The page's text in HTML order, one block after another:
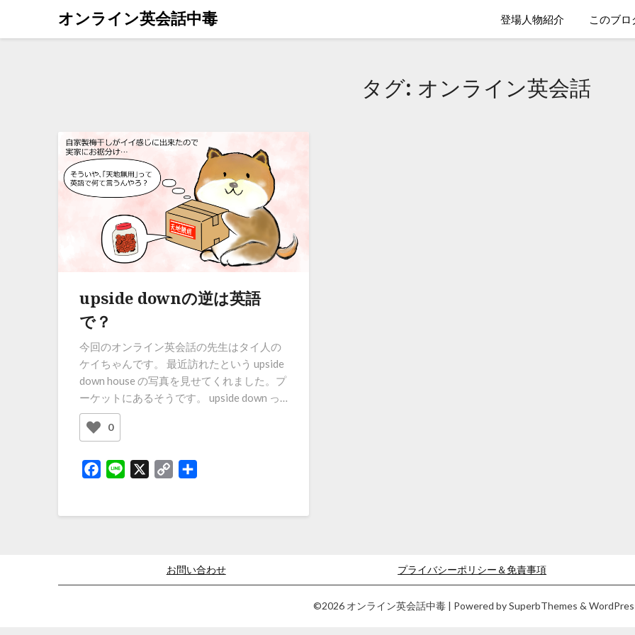
オンライン英会話中毒 登場人物紹介 このブロ
タグ: オンライン英会話
upside downの逆は英語
で？
今回のオンライン英会話の先生はタイ人の
ケイちゃんです。 最近訪れたという upside
down house の写真を見せてくれました。プ
ーケットにあるそうです。 upside down っ…
0
Facebook
Line
Copy
お問い合わせ プライバシーポリシー＆免責事項
©2026 オンライン英会話中毒 | Powered bySuperbThemes &